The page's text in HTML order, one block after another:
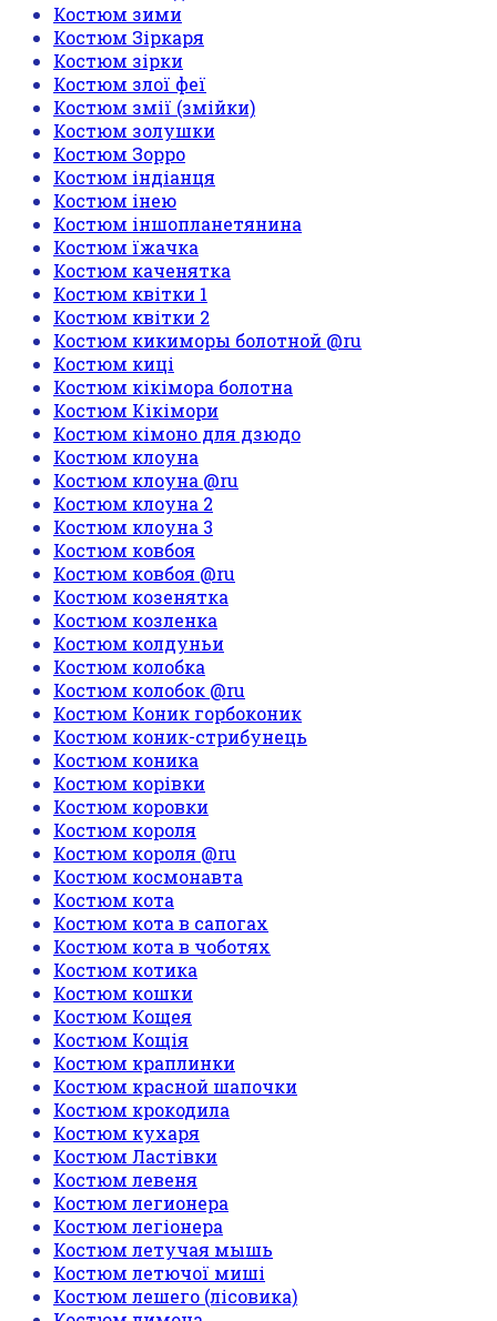
Костюм зими
Костюм Зіркаря
Костюм зірки
Костюм злої феї
Костюм змії (змійки)
Костюм золушки
Костюм Зорро
Костюм індіанця
Костюм інею
Костюм іншопланетянина
Костюм їжачка
Костюм каченятка
Костюм квітки 1
Костюм квітки 2
Костюм кикиморы болотной @ru
Костюм киці
Костюм кікімора болотна
Костюм Кікімори
Костюм кімоно для дзюдо
Костюм клоуна
Костюм клоуна @ru
Костюм клоуна 2
Костюм клоуна 3
Костюм ковбоя
Костюм ковбоя @ru
Костюм козенятка
Костюм козленка
Костюм колдуньи
Костюм колобка
Костюм колобок @ru
Костюм Коник горбоконик
Костюм коник-стрибунець
Костюм коника
Костюм корівки
Костюм коровки
Костюм короля
Костюм короля @ru
Костюм космонавта
Костюм кота
Костюм кота в сапогах
Костюм кота в чоботях
Костюм котика
Костюм кошки
Костюм Кощея
Костюм Кощія
Костюм краплинки
Костюм красной шапочки
Костюм крокодила
Костюм кухаря
Костюм Ластівки
Костюм левеня
Костюм легионера
Костюм легіонера
Костюм летучая мышь
Костюм летючої миші
Костюм лешего (лісовика)